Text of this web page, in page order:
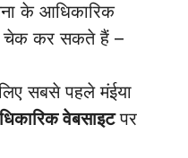
के आधिकारिक
चेक कर सकते हैं –
सबसे पहले मंईया
वेबसाइटपर